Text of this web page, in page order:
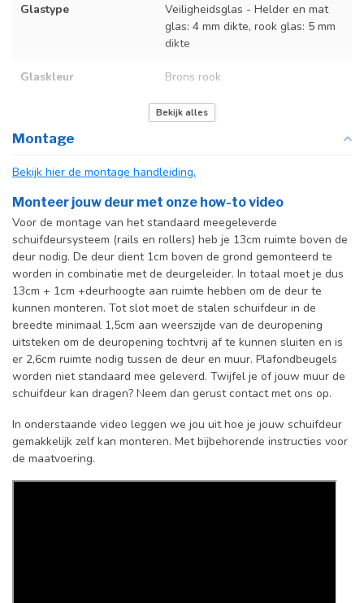
Glastype
Veiligheidsglas - Helder en mat
glas: 4 mm dikte, rook glas: 5 mm
dikte
Glaskleur Brons rook
Op maat gemaakt
Incl. deurgreep
Incl. systeem
Bekijk alles
Montage
Bekijk hier de montage handleiding.
Monteer jouw deur met onze how-to video
Voor de montage van het standaard meegeleverde
schuifdeursysteem (rails en rollers) heb je 13cm ruimte boven de
deur nodig. De deur dient 1cm boven de grond gemonteerd te
worden in combinatie met de deurgeleider. In totaal moet je dus
13cm + 1cm +deurhoogte aan ruimte hebben om de deur te
kunnen monteren. Tot slot moet de stalen schuifdeur in de
breedte minimaal 1,5cm aan weerszijde van de deuropening
uitsteken om de deuropening tochtvrij af te kunnen sluiten en is
er 2,6cm ruimte nodig tussen de deur en muur. Plafondbeugels
worden niet standaard mee geleverd. Twijfel je of jouw muur de
schuifdeur kan dragen? Neem dan gerust contact met ons op.
In onderstaande video leggen we jou uit hoe je jouw schuifdeur
gemakkelijk zelf kan monteren. Met bijbehorende instructies voor
de maatvoering.